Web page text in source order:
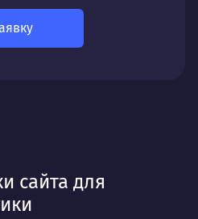
сайта для